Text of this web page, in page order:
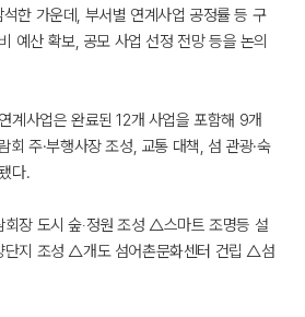
한 가운데, 부서별 연계사업 공정률 등 구
예산 확보, 공모 사업 선정 전망 등을 논의
계사업은 완료된 12개 사업을 포함해 9개
회 주·부행사장 조성, 교통 대책, 섬 관광·숙
다.
장 도시 숲‧정원 조성 △스마트 조명등 설
지 조성 △개도 섬어촌문화센터 건립 △섬